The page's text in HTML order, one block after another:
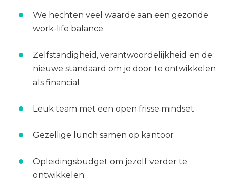
We hechten veel waarde aan een gezonde
work-life balance.
Zelfstandigheid, verantwoordelijkheid en de
nieuwe standaard om je door te ontwikkelen
als financial
Leuk team met een open frisse mindset
Gezellige lunch samen op kantoor
Opleidingsbudget om jezelf verder te
ontwikkelen;